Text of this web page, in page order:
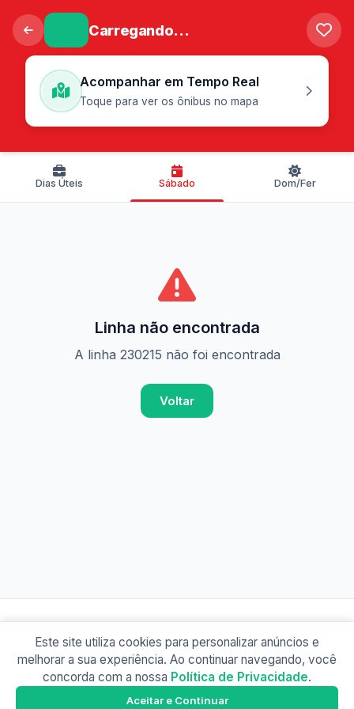
Carregando...
Acompanhar em Tempo Real
Toque para ver os ônibus no mapa
Dias Úteis Sábado Dom/Fer
Linha não encontrada
A linha 230215 não foi encontrada
Voltar
© 2026 Busão BR
Sobre Contato Política de Privacidade
Este site utiliza cookies para personalizar anúncios e
melhorar a sua experiência. Ao continuar navegando, você
concorda com a nossa Política de Privacidade.
Aceitar e Continuar